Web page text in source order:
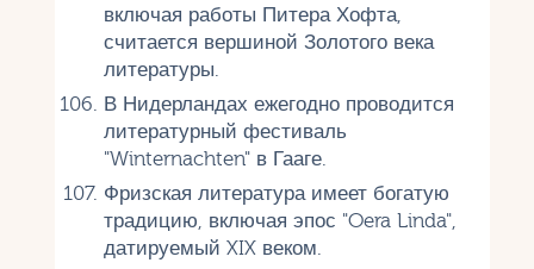
включая работы Питера Хофта,
считается вершиной Золотого века
литературы.
В Нидерландах ежегодно проводится
литературный фестиваль
"Winternachten" в Гааге.
Фризская литература имеет богатую
традицию, включая эпос "Oera Linda",
датируемый XIX веком.